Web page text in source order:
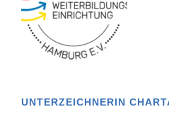
UNTERZEICHNERIN